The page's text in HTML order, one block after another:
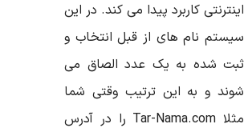
کاربرد پیدا می کند. در این
نام های از قبل انتخاب و
شده به یک عدد الصاق می
و به این ترتیب وقتی شما
مثلا Tar-Nama.com را در آدرس